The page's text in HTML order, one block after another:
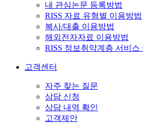
내 관심논문 등록방법
RISS 자료 유형별 이용방법
복사/대출 이용방법
해외전자자료 이용방법
RISS 정보취약계층 서비스
고객센터
자주 찾는 질문
상담 신청
상담 내역 확인
고객제안